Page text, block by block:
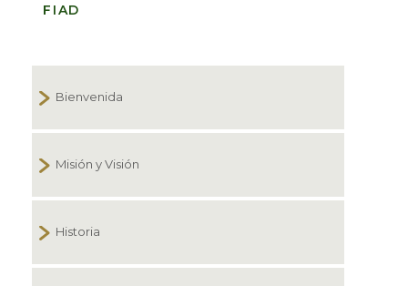
FIAD
Bienvenida
Misión y Visión
Historia